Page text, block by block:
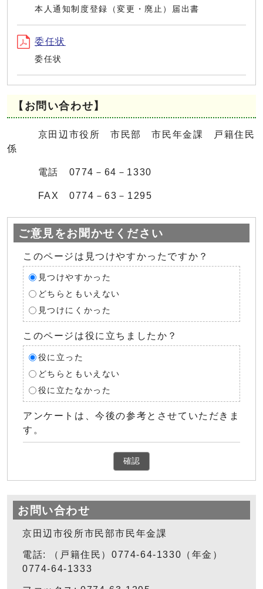
本人通知制度登録（変更・廃止）届出書
委任状
委任状
【お問い合わせ】
京田辺市役所 市民部 市民年金課 戸籍住民
係
電話 0774－64－1330
FAX 0774－63－1295
ご意見をお聞かせください
このページは見つけやすかったですか？
見つけやすかった
どちらともいえない
見つけにくかった
このページは役に立ちましたか？
役に立った
どちらともいえない
役に立たなかった
アンケートは、今後の参考とさせていただきま
す。
確認
お問い合わせ
京田辺市役所市民部市民年金課
電話: （戸籍住民）0774-64-1330（年金）
0774-64-1333